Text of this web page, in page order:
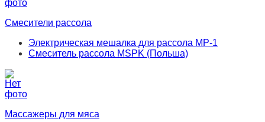
Смесители рассола
Электрическая мешалка для рассола МР-1
Смеситель рассола MSPK (Польша)
Массажеры для мяса